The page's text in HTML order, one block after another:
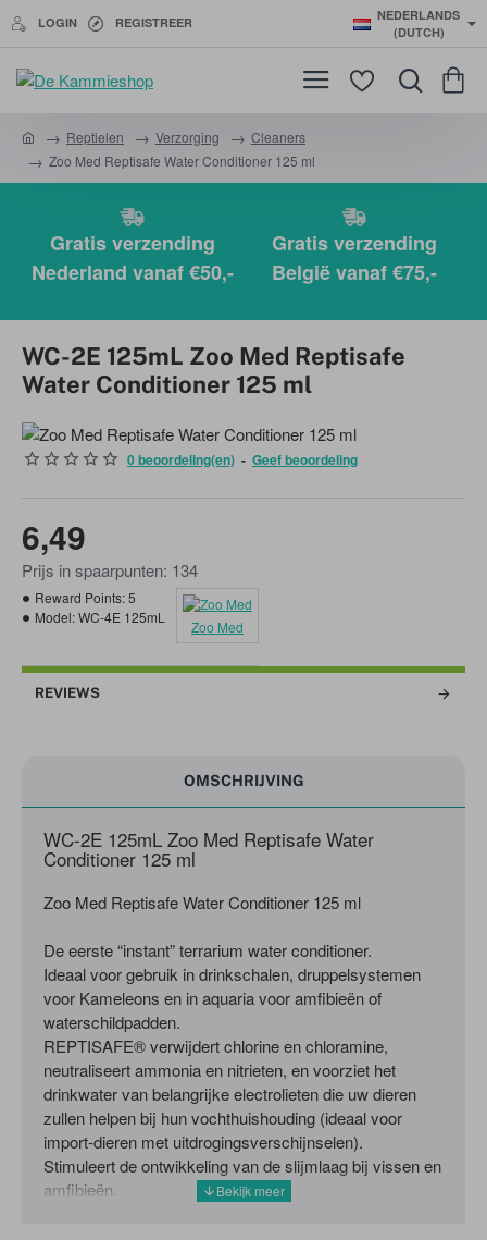
LOGIN REGISTREER
NEDERLANDS
(DUTCH)
Reptielen Verzorging
Cleaners
Zoo Med Reptisafe Water Conditioner 125 ml
Gratis verzending
Nederland vanaf €50,-
Gratis verzending
België vanaf €75,-
WC-2E 125mL Zoo Med Reptisafe
Water Conditioner 125 ml
0 beoordeling(en) - Geef beoordeling
6,49
Prijs in spaarpunten: 134
Reward Points:5
Model:WC-4E 125mL
Zoo Med
REVIEWS
OMSCHRIJVING
WC-2E 125mL Zoo Med Reptisafe Water
Conditioner 125 ml
Zoo Med Reptisafe Water Conditioner 125 ml
De eerste “instant” terrarium water conditioner.
Ideaal voor gebruik in drinkschalen, druppelsystemen
voor Kameleons en in aquaria voor amfibieën of
waterschildpadden.
REPTISAFE® verwijdert chlorine en chloramine,
neutraliseert ammonia en nitrieten, en voorziet het
drinkwater van belangrijke electrolieten die uw dieren
zullen helpen bij hun vochthuishouding (ideaal voor
import-dieren met uitdrogingsverschijnselen).
Stimuleert de ontwikkeling van de slijmlaag bij vissen en
amfibieën.